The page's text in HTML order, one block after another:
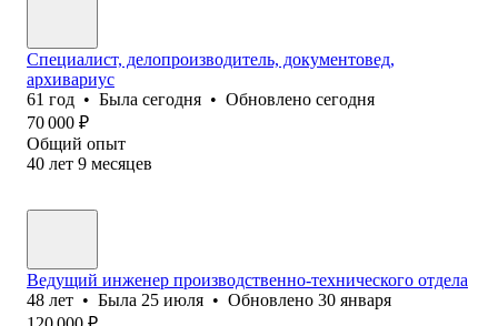
Специалист, делопроизводитель, документовед,
архивариус
61 год • Была сегодня • Обновлено сегодня
70 000 ₽
Общий опыт
40 лет 9 месяцев
Ведущий инженер производственно-технического отдела
48 лет • Была 25 июля • Обновлено 30 января